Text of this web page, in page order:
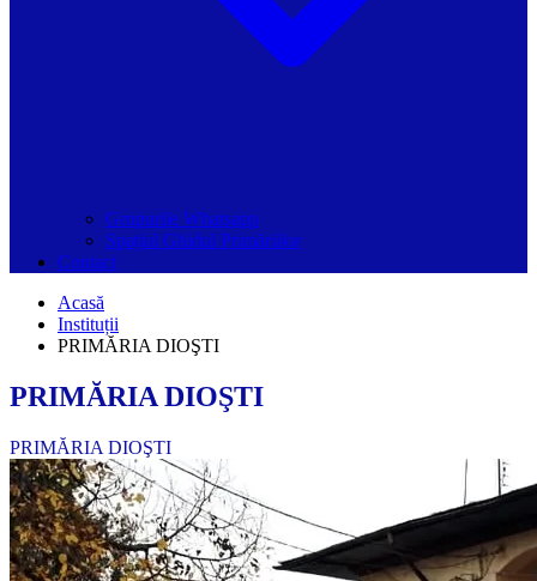
Grupurile Whatsapp
Spațiul Ghidul Primăriilor
Contact
Acasă
Instituții
PRIMĂRIA DIOŞTI
PRIMĂRIA DIOŞTI
PRIMĂRIA DIOŞTI